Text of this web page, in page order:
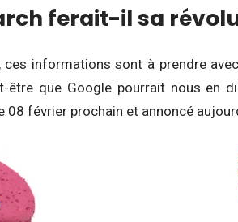
ferait-il sa
ces informations sont à prendre
être que Google pourrait nous en
08 février prochain et annoncé